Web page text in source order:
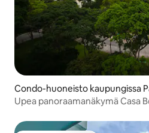
Condo-huoneisto kaupungissa
Upea panoraamanäkymä Casa